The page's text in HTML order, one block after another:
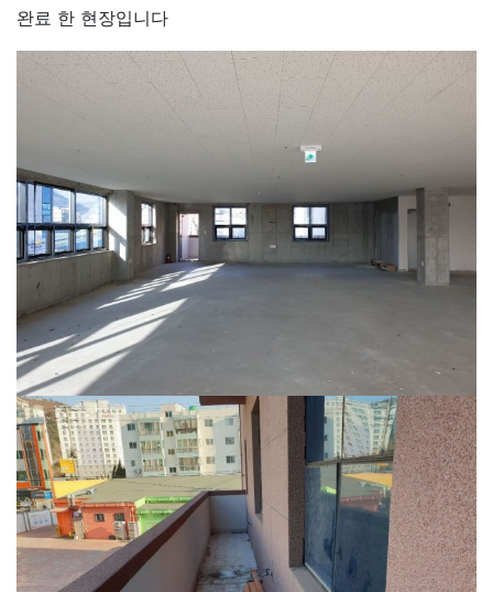
완료 한 현장입니다